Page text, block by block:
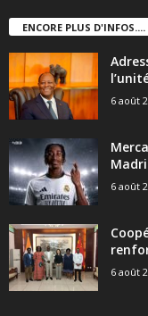
ENCORE PLUS D'INFOS....
6 août
6 août
6 août